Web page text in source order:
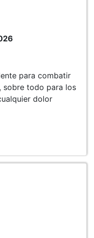
para combatir
sobre todo para los
dolor